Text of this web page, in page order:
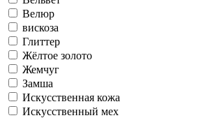
Велюр
вискоза
Глиттер
Жёлтое золото
Жемчуг
Замша
Искусственная кожа
Искусственный мех